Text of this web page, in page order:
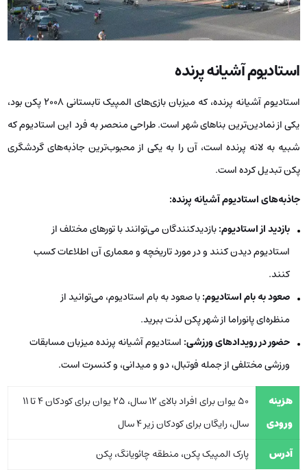
استادیوم آشیانه پرنده
استادیوم آشیانه پرنده، که میزبان بازی‌های المپیک تابستانی 2008 پکن بود،
یکی از نمادین‌ترین بناهای شهر است. طراحی منحصر به فرد این استادیوم که
شبیه به لانه پرنده است، آن را به یکی از محبوب‌ترین جاذبه‌های گردشگری
پکن تبدیل کرده است.
جاذبه‌های استادیوم آشیانه پرنده:
بازدید از استادیوم:بازدیدکنندگان می‌توانند با تورهای مختلف از
استادیوم دیدن کنند و در مورد تاریخچه و معماری آن اطلاعات کسب
کنند.
صعود به بام استادیوم:با صعود به بام استادیوم، می‌توانید از
منظره‌ای پانوراما از شهر پکن لذت ببرید.
حضور در رویدادهای ورزشی: استادیوم آشیانه پرنده میزبان مسابقات
ورزشی مختلفی از جمله فوتبال، دو و میدانی، و کنسرت است.
هزینه
ورودی
50 یوان برای افراد بالای 12 سال، 25 یوان برای کودکان 4 تا 11
سال، رایگان برای کودکان زیر 4 سال
آدرس
پارک المپیک پکن، منطقه چائویانگ، پکن